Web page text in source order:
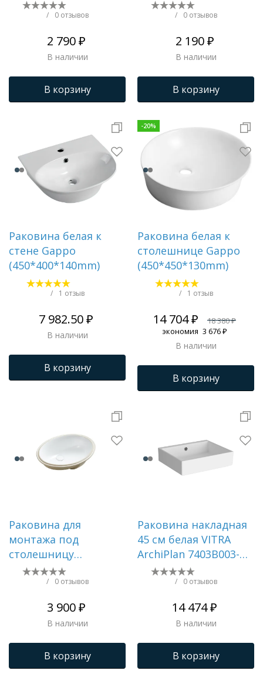
/ 0 отзывов
2 790 ₽
В наличии
В корзину
/ 0 отзывов
2 190 ₽
В наличии
В корзину
Раковина белая к
стене Gappo
(450*400*140mm)
/ 1 отзыв
7 982.50 ₽
В наличии
В корзину
-20%
Раковина белая к
столешнице Gappo
(450*450*130mm)
/ 1 отзыв
14 704 ₽
18 380 ₽
экономия 3 676 ₽
В наличии
В корзину
Раковина для
монтажа под
столешницу
AQUATEK AQ0181-00,
465*385*190 мм
/ 0 отзывов
3 900 ₽
В наличии
В корзину
Раковина накладная
45 см белая VITRA
ArchiPlan 7403B003-
0012
/ 0 отзывов
14 474 ₽
В наличии
В корзину